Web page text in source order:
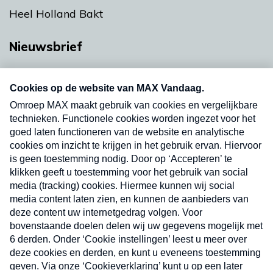
Heel Holland Bakt
Nieuwsbrief
nieuwsbrief. Elke vrijdag- en dinsdagochtend in
uw mailbox.
Verzend
Nieuwsbrief